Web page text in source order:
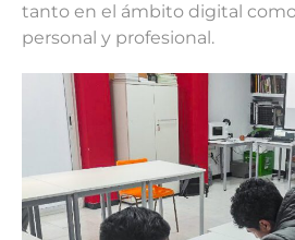
tanto en el ámbito digital
personal y profesional.